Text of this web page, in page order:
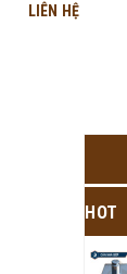
LIÊN HỆ
HOT